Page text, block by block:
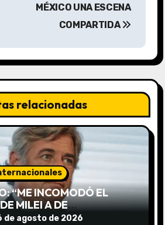
MÉXICO UNA ESCENA
COMPARTIDA
relacionadas
“ME INCOMODÓ EL
MILEI A DE
PERO SUS DICHOS
de agosto de 2026